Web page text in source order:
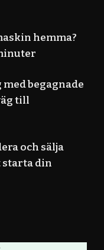
hemma?
begagnade
till
och sälja
starta din